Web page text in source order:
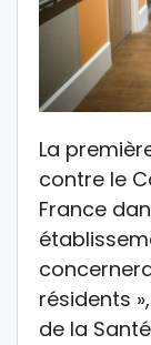
La
contre le
France
résidents
de la